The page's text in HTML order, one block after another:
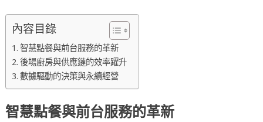
內容目錄
智慧點餐與前台服務的革新
後場廚房與供應鏈的效率躍升
數據驅動的決策與永續經營
智慧點餐與前台服務的革新